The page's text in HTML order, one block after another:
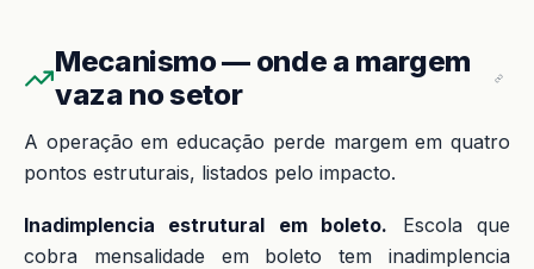
Mecanismo — onde a margem
vaza no setor
A operação em educação perde margem em quatro
pontos estruturais, listados pelo impacto.
Inadimplencia estrutural em boleto. Escola que
cobra mensalidade em boleto tem inadimplencia